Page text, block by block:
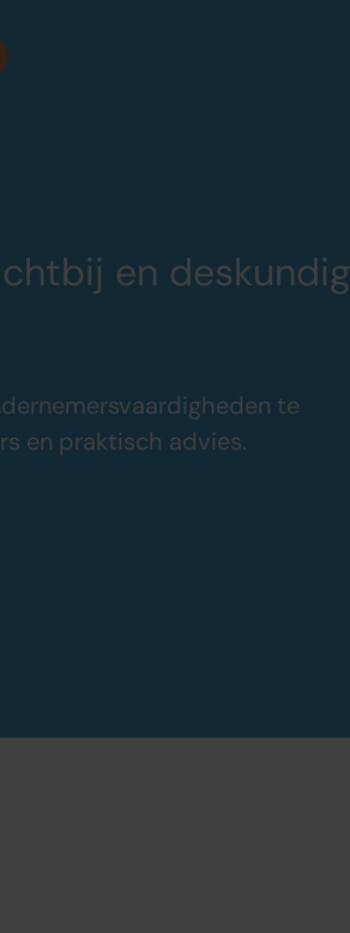
en deskundig
te
en praktisch advies.
tarieven
werkwijze
Contact
FAQ